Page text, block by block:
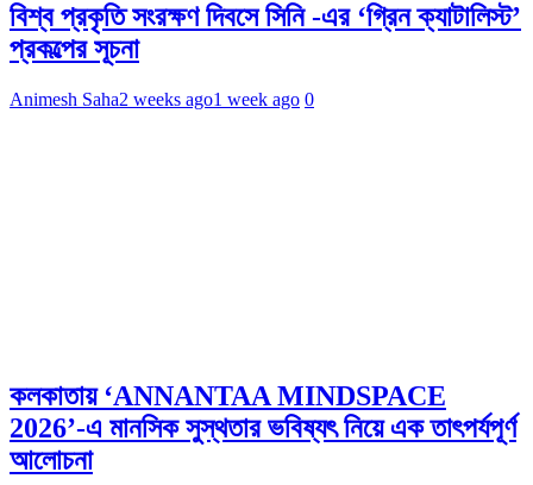
বিশ্ব প্রকৃতি সংরক্ষণ দিবসে সিনি -এর ‘গ্রিন ক্যাটালিস্ট’
প্রকল্পের সূচনা
Animesh Saha2 weeks ago1 week ago 0
কলকাতায় ‘ANNANTAA MINDSPACE
2026’-এ মানসিক সুস্থতার ভবিষ্যৎ নিয়ে এক তাৎপর্যপূর্ণ
আলোচনা